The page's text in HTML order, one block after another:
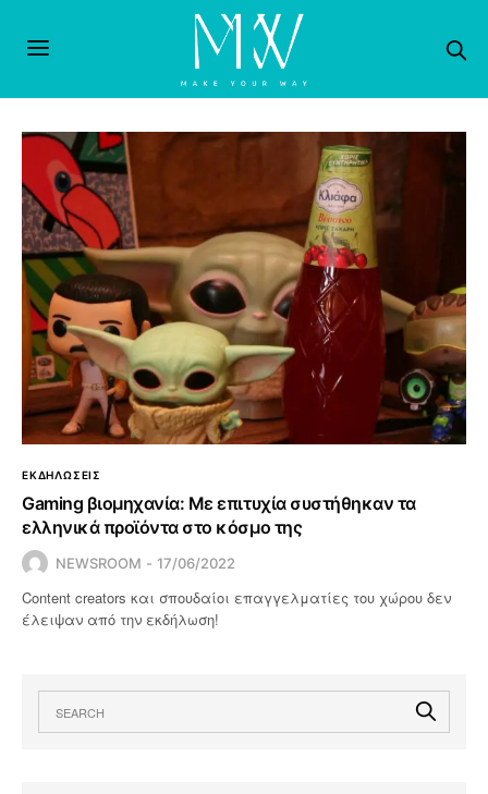
ΕΚΔΗΛΩΣΕΙΣ
Gaming βιομηχανία: Με επιτυχία συστήθηκαν τα
ελληνικά προϊόντα στο κόσμο της
NEWSROOM 17/06/2022
Content creators και σπουδαίοι επαγγελματίες του χώρου δεν
έλειψαν από την εκδήλωση!